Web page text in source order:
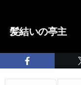
髪結いの亭主